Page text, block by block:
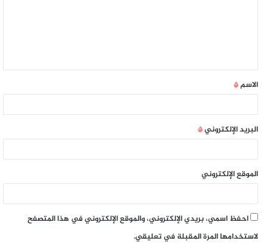
الاسم*
البريد الإلكتروني*
الموقع الإلكتروني
احفظ اسمي، بريدي الإلكتروني، والموقع الإلكتروني في هذا المتصفح
لاستخدامها المرة المقبلة في تعليقي.